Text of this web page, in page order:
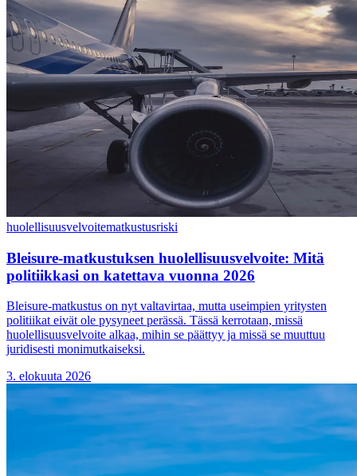
huolellisuusvelvoitematkustusriski
Bleisure-matkustuksen huolellisuusvelvoite: Mitä
politiikkasi on katettava vuonna 2026
Bleisure-matkustus on nyt valtavirtaa, mutta useimpien yritysten
politiikat eivät ole pysyneet perässä. Tässä kerrotaan, missä
huolellisuusvelvoite alkaa, mihin se päättyy ja missä se muuttuu
juridisesti monimutkaiseksi.
3. elokuuta 2026